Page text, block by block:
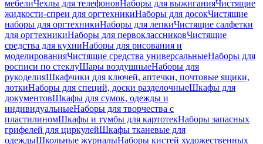
мебелиЧехлы для телефоновНаборы для выжиганияЧистящие
жидкости-спреи для оргтехникиНаборы для досокЧистящие
наборы для оргтехникиНаборы для лепкиЧистящие салфетки
для оргтехникиНаборы для первоклассниковЧистящие
средства для кухниНаборы для рисования и
моделированияЧистящие средства универсальныеНаборы для
росписи по стеклуШары воздушныеНаборы для
рукоделияШкафчики для ключей, аптечки, почтовые ящики,
лоткиНаборы для специй, доски разделочныеШкафы для
документовШкафы для сумок, одежды и
индивидуальныеНаборы для творчества с
пластилиномШкафы и тумбы для картотекНаборы запасных
грифелей для циркулейШкафы тканевые для
одеждыШкольные журналыНаборы кистей художественных